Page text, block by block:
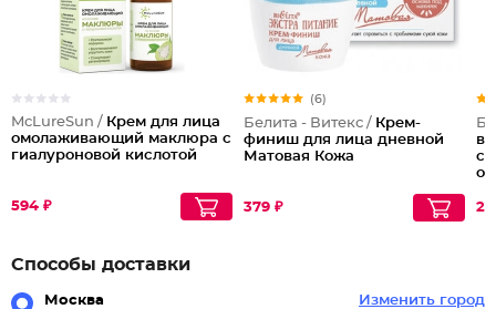
McLureSun / Крем для лица
омолаживающий маклюра с
гиалуроновой кислотой
594 ₽
(6)
Белита - Витекс / Крем-
финиш для лица дневной
Матовая Кожа
379 ₽
Способы доставки
Москва
Изменить город